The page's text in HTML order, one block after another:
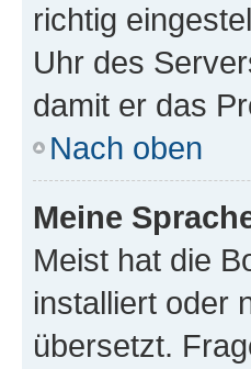
richtig
Uhr des
damit er das
Nach oben
Meine
Meist hat die
installiert oder
übersetzt.